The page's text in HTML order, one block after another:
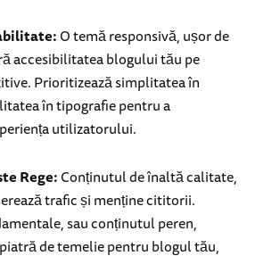
O temă responsivă, ușor de
accesibilitatea blogului tău pe
Prioritizează simplitatea în
în tipografie pentru a
utilizatorului.
Rege:Conținutul de înaltă calitate,
trafic și menține cititorii.
sau conținutul peren,
de temelie pentru blogul tău,